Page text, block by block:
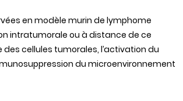
en modèle murin de lymphome
intratumorale ou à distance de ce
cellules tumorales, l’activation du
du microenvironnement